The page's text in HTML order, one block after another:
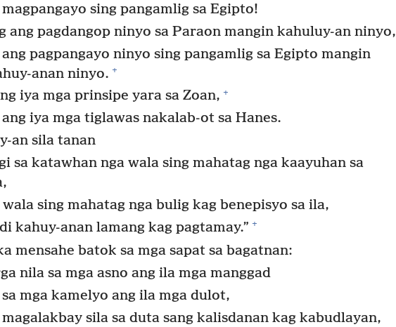
sing pangamlig sa Egipto!
ang pagdangop ninyo sa Paraon mangin kahuluy-an ninyo,
ang pagpangayo ninyo sing pangamlig sa Egipto mangin
anan ninyo. +
iya mga prinsipe yara sa Zoan, +
ang iya mga tiglawas nakalab-ot sa Hanes.
an sila tanan
sa katawhan nga wala sing mahatag nga kaayuhan sa
wala sing mahatag nga bulig kag benepisyo sa ila,
kahuy-anan lamang kag pagtamay.” +
mensahe batok sa mga sapat sa bagatnan:
nila sa mga asno ang ila mga manggad
sa mga kamelyo ang ila mga dulot,
magalakbay sila sa duta sang kalisdanan kag kabudlayan,